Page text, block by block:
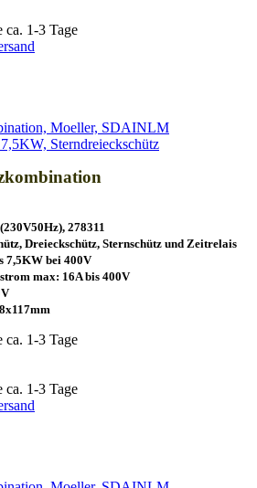
ca. 1-3 Tage
Moeller, SDAINLM
Sterndreieckschütz
278311
Dreieckschütz, Sternschütz und Zeitrelais
7,5KW bei 400V
max: 16A bis 400V
ca. 1-3 Tage
ca. 1-3 Tage